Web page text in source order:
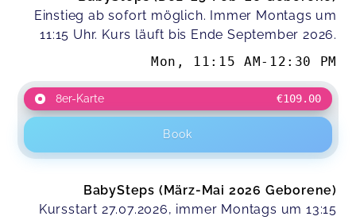
Einstieg ab sofort möglich. Immer Montags um
11:15 Uhr. Kurs läuft bis Ende September 2026.
Mon , 11:15 AM- 12:30 PM
8er-Karte €109.00
Book
BabySteps (März-Mai 2026 Geborene)
Kursstart 27.07.2026, immer Montags um 13:15